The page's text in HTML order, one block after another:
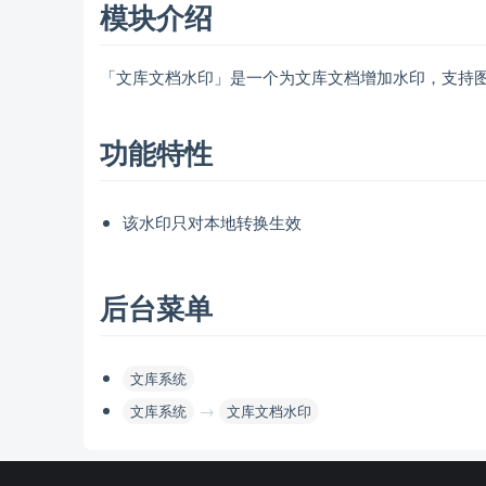
模块介绍
「文库文档水印」是一个为文库文档增加水印，支持
功能特性
该水印只对本地转换生效
后台菜单
文库系统
文库系统
→ 文库文档水印